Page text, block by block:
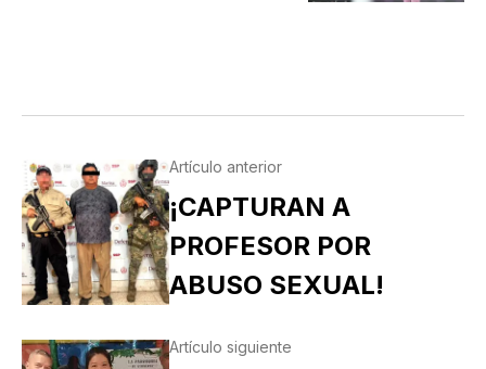
Artículo anterior
¡CAPTURAN A
PROFESOR POR
ABUSO SEXUAL!
Artículo siguiente